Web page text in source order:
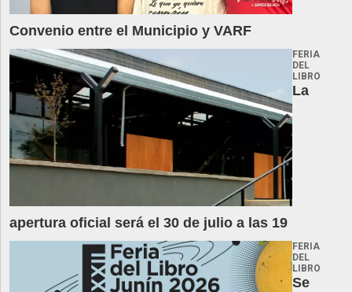
Convenio entre el Municipio y VARF
FERIA
DEL
LIBRO
La
apertura oficial será el 30 de julio a las 19
FERIA
DEL
LIBRO
Se